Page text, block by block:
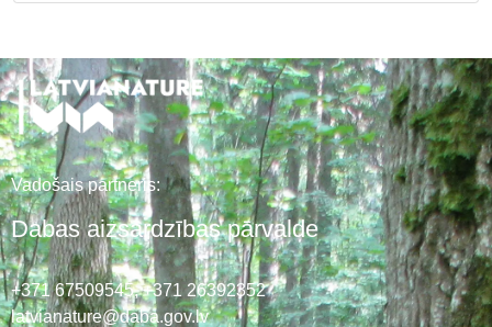
Vadošais partneris:
Dabas aizsardzības pārvalde
+371 67509545,+371 26392352
latvianature@daba.gov.lv